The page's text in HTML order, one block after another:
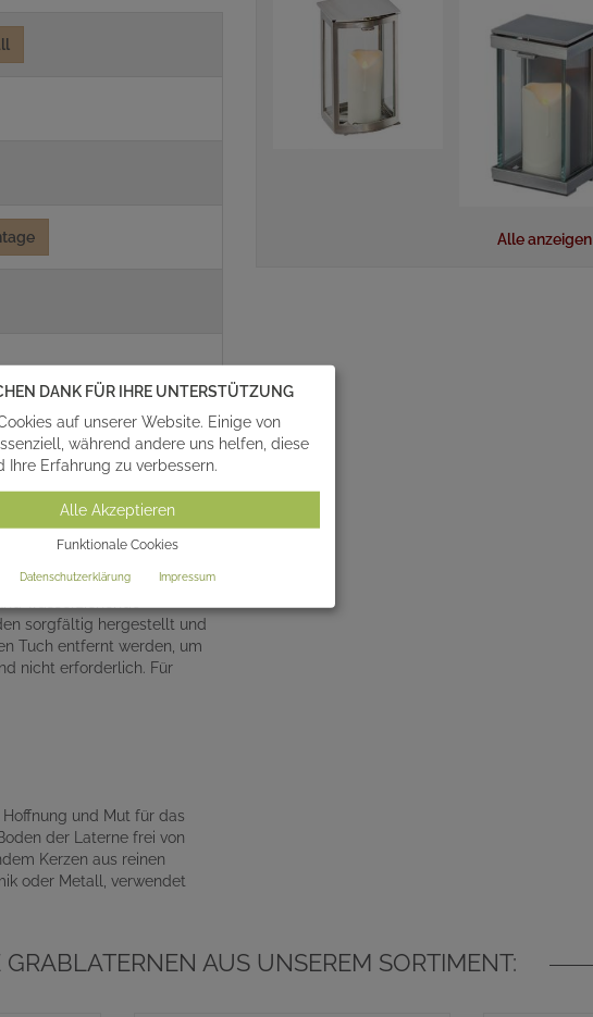
UND
Dieser Grabschmuck
wasserziehende
sorgfältig hergestellt und
Tuch entfernt werden, um
nicht erforderlich. Für
und Mut für das
der Laterne frei von
Kerzen aus reinen
oder Metall, verwendet
Alle anzeigen
AUS UNSEREM SORTIMENT:
DANK FÜR IHRE UNTERSTÜTZUNG
auf unserer Website. Einige von
während andere uns helfen, diese
Ihre Erfahrung zu verbessern.
Alle Akzeptieren
Funktionale Cookies
Datenschutzerklärung Impressum